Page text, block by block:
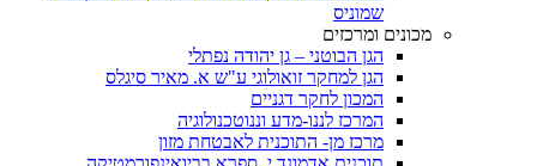
שמוניס
מכונים ומרכזים
הגן הבוטני – גן יהודה נפתלי
הגן למחקר זואולוגי ע"ש א. מאיר סיגלס
המכון לחקר דגניים
המרכז לננו-מדע וננוטכנולוגיה
מרכז מן- התוכנית לאבטחת מזון